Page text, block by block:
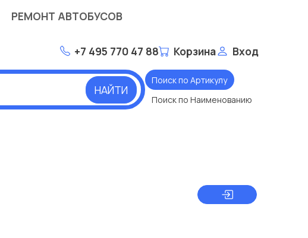
РЕМОНТ АВТОБУСОВ
+7 495 770 47 88 Корзина Вход
НАЙТИ
Поиск по Артикулу
Поиск по Наименованию